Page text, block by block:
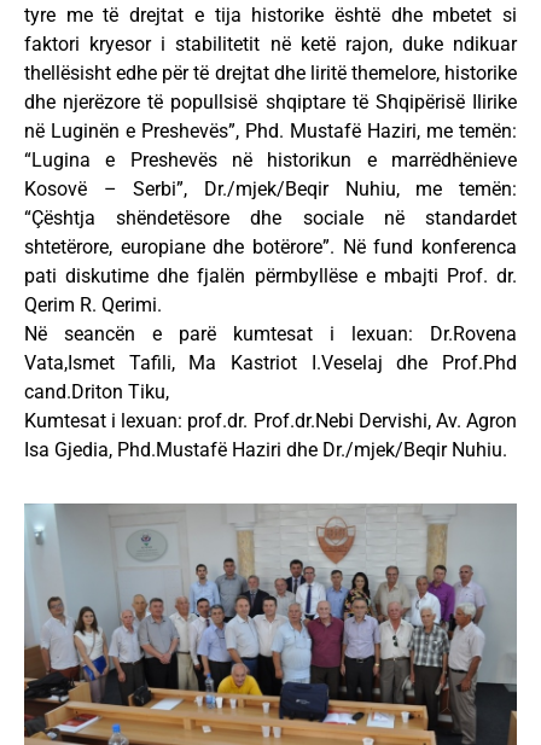
tyre me të drejtat e tija historike është dhe mbetet si
faktori kryesor i stabilitetit në ketë rajon, duke ndikuar
thellësisht edhe për të drejtat dhe liritë themelore, historike
dhe njerëzore të popullsisë shqiptare të Shqipërisë Ilirike
në Luginën e Preshevës”, Phd. Mustafë Haziri, me temën:
“Lugina e Preshevës në historikun e marrëdhënieve
Kosovë – Serbi”, Dr./mjek/Beqir Nuhiu, me temën:
“Çështja shëndetësore dhe sociale në standardet
shtetërore, europiane dhe botërore”. Në fund konferenca
pati diskutime dhe fjalën përmbyllëse e mbajti Prof. dr.
Qerim R. Qerimi.
Në seancën e parë kumtesat i lexuan: Dr.Rovena
Vata,Ismet Tafili, Ma Kastriot I.Veselaj dhe Prof.Phd
cand.Driton Tiku,
Kumtesat i lexuan: prof.dr. Prof.dr.Nebi Dervishi, Av. Agron
Isa Gjedia, Phd.Mustafë Haziri dhe Dr./mjek/Beqir Nuhiu.